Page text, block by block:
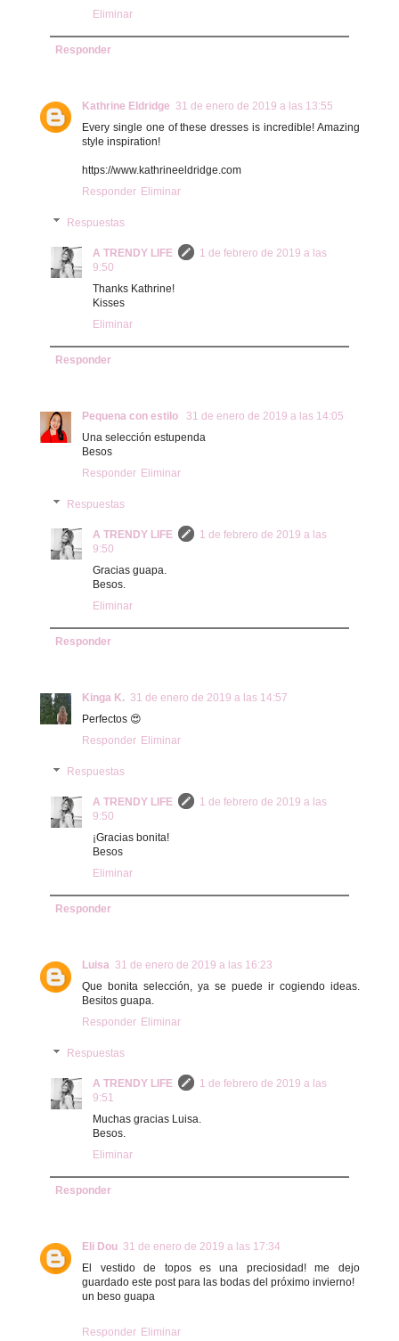
Eliminar
Responder
Kathrine Eldridge 31 de enero de 2019 a las 13:55
Every single one of these dresses is incredible! Amazing
style inspiration!
https://www.kathrineeldridge.com
Responder Eliminar
Respuestas
A TRENDY LIFE
1 de febrero de 2019 a las
9:50
Thanks Kathrine!
Kisses
Eliminar
Responder
Pequena con estilo
31 de enero de 2019 a las 14:05
Una selección estupenda
Besos
Responder Eliminar
Respuestas
A TRENDY LIFE
1 de febrero de 2019 a las
9:50
Gracias guapa.
Besos.
Eliminar
Responder
Kinga K. 31 de enero de 2019 a las 14:57
Perfectos 😍
Responder Eliminar
Respuestas
A TRENDY LIFE
1 de febrero de 2019 a las
9:50
¡Gracias bonita!
Besos
Eliminar
Responder
Luisa 31 de enero de 2019 a las 16:23
Que bonita selección, ya se puede ir cogiendo ideas.
Besitos guapa.
Responder Eliminar
Respuestas
A TRENDY LIFE
1 de febrero de 2019 a las
9:51
Muchas gracias Luisa.
Besos.
Eliminar
Responder
Eli Dou 31 de enero de 2019 a las 17:34
El vestido de topos es una preciosidad! me dejo
guardado este post para las bodas del próximo invierno!
un beso guapa
Responder Eliminar